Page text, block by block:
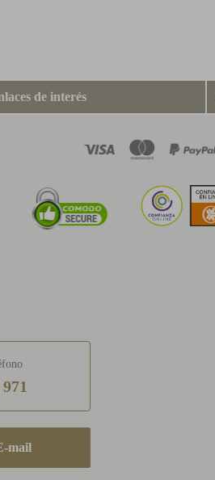
de interés
mail